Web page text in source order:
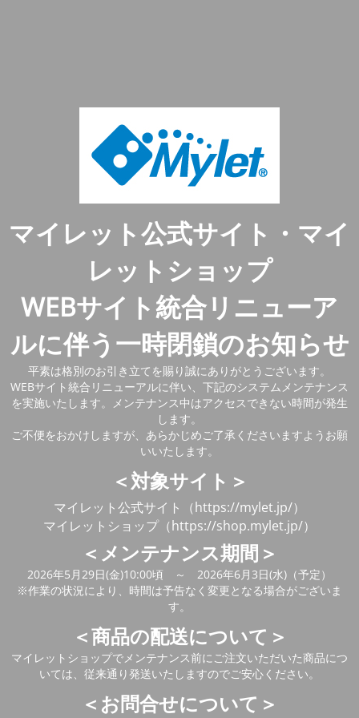
マイレット公式サイト・マイ
レットショップ
WEBサイト統合リニューア
ルに伴う一時閉鎖のお知らせ
平素は格別のお引き立てを賜り誠にありがとうございます。
WEBサイト統合リニューアルに伴い、下記のシステムメンテナンス
を実施いたします。メンテナンス中はアクセスできない時間が発生
します。
ご不便をおかけしますが、あらかじめご了承くださいますようお願
いいたします。
＜対象サイト＞
マイレット公式サイト（https://mylet.jp/）
マイレットショップ（https://shop.mylet.jp/）
＜メンテナンス期間＞
2026年5月29日(金)10:00頃 ～ 2026年6月3日(水)（予定）
※作業の状況により、時間は予告なく変更となる場合がございま
す。
＜商品の配送について＞
マイレットショップでメンテナンス前にご注文いただいた商品につ
いては、従来通り発送いたしますのでご安心ください。
＜お問合せについて＞